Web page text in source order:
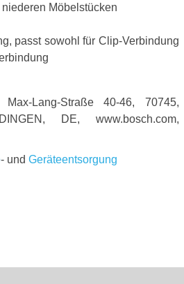
Möbelstücken
passt sowohl für Clip-Verbindung
Lang-Straße 40-46, 70745,
DE, www.bosch.com,
- und Geräteentsorgung